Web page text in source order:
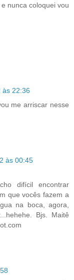
nunca coloquei vou
às 22:36
me arriscar nesse
às 00:45
difícil encontrar
que vocês fazem a
na boca, agora,
Bjs. Maitê